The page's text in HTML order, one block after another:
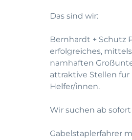
Das sind wir:
Bernhardt + Schutz
erfolgreiches,
namhaften
attraktive Stellen
Helfer/innen.
Wir suchen ab
Gabelstaplerfahrer